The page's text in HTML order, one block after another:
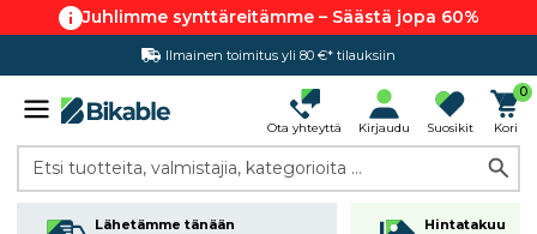
Juhlimme synttäreitämme – Säästä jopa 60%
Ilmainen toimitus yli 80 €* tilauksiin
Hintatakuu
Ota yhteyttä Kirjaudu Suosikit
0
Kori
Etsi tuotteita, valmistajia, kategorioita ...
Lähetämme tänään
Hintatakuu